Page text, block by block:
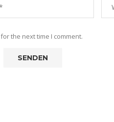
the next time I comment.